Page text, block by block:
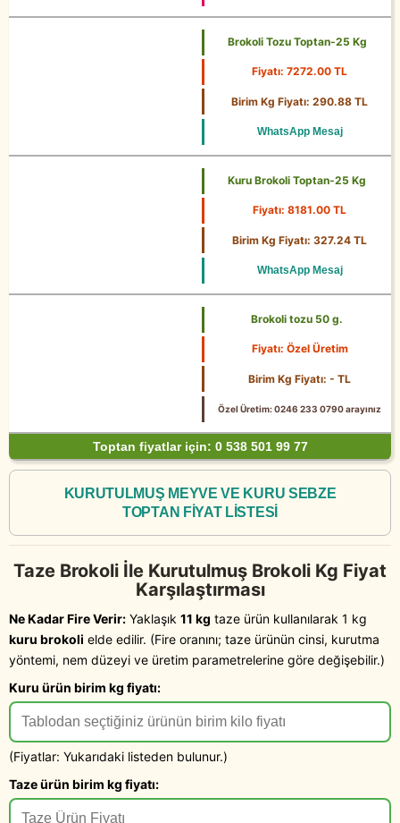
Brokoli Tozu Toptan-25 Kg
Fiyatı: 7272.00 TL
Birim Kg Fiyatı: 290.88 TL
WhatsApp Mesaj
Kuru Brokoli Toptan-25 Kg
Fiyatı: 8181.00 TL
Birim Kg Fiyatı: 327.24 TL
WhatsApp Mesaj
Brokoli tozu 50 g.
Fiyatı: Özel Üretim
Birim Kg Fiyatı: - TL
Özel Üretim: 0246 233 0790 arayınız
Toptan fiyatlar için: 0 538 501 99 77
KURUTULMUŞ MEYVE VE KURU SEBZE
TOPTAN FİYAT LİSTESİ
Taze Brokoli İle Kurutulmuş Brokoli Kg Fiyat
Karşılaştırması
Ne Kadar Fire Verir: Yaklaşık 11 kg taze ürün kullanılarak 1 kg
kuru brokoli elde edilir. (Fire oranını; taze ürünün cinsi, kurutma
yöntemi, nem düzeyi ve üretim parametrelerine göre değişebilir.)
Kuru ürün birim kg fiyatı:
(Fiyatlar: Yukarıdaki listeden bulunur.)
Taze ürün birim kg fiyatı: